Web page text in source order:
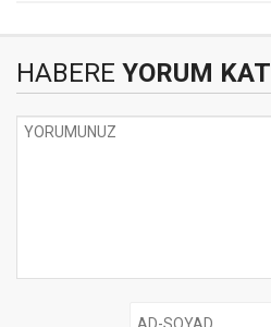
HABERE YORUM KAT